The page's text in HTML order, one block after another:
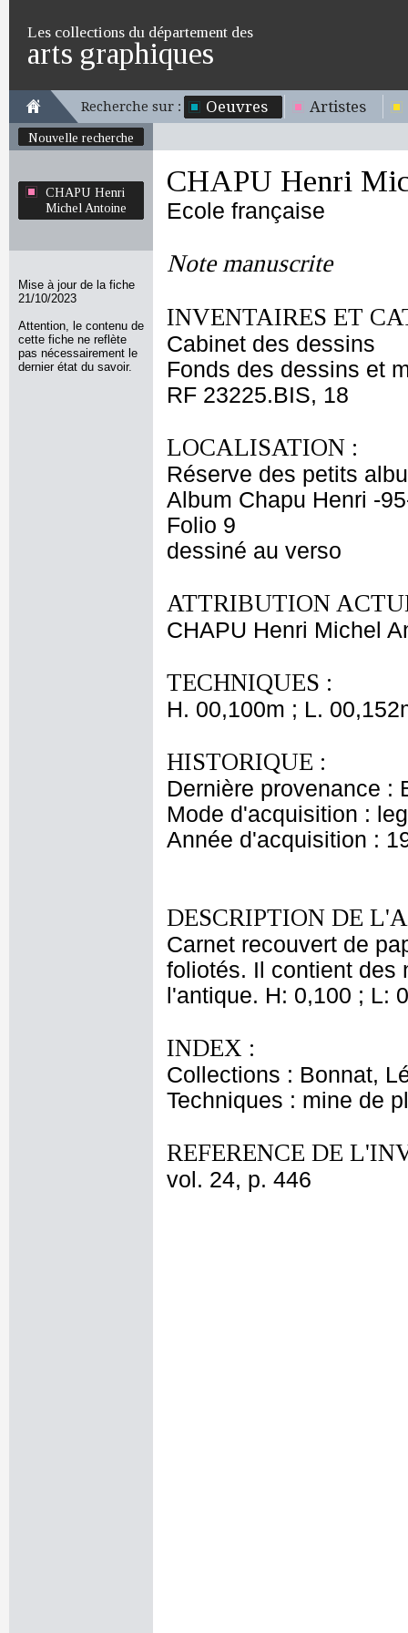
Les collections du département des
arts graphiques
Recherche sur : Oeuvres Artistes
Nouvelle recherche
CHAPU Henri
Michel Antoine
Mise à jour de la fiche
21/10/2023
Attention, le contenu de
cette fiche ne reflète
pas nécessairement le
dernier état du savoir.
CHAPU Henri
Ecole française
Note manuscrite
INVENTAIRES ET
Cabinet des dessins
Fonds des dessins et
RF 23225.BIS, 18
LOCALISATION :
Réserve des petits
Album Chapu Henri -
Folio 9
dessiné au verso
ATTRIBUTION
CHAPU Henri Michel
TECHNIQUES :
H. 00,100m ; L.
HISTORIQUE :
Dernière provenance :
Mode d'acquisition :
Année d'acquisition :
DESCRIPTION DE
Carnet recouvert de
foliotés. Il contient des
l'antique. H: 0,100 ; L:
INDEX :
Collections : Bonnat,
Techniques : mine de
REFERENCE DE
vol. 24, p. 446